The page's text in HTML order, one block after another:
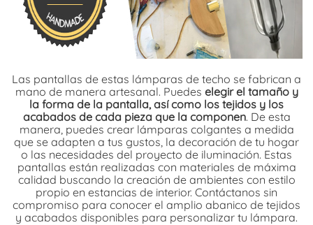
Las pantallas de estas lámparas de techo se fabrican a
mano de manera artesanal. Puedes elegir el tamaño y
la forma de la pantalla, así como los tejidos y los
acabados de cada pieza que la componen. De esta
manera, puedes crear lámparas colgantes a medida
que se adapten a tus gustos, la decoración de tu hogar
o las necesidades del proyecto de iluminación. Estas
pantallas están realizadas con materiales de máxima
calidad buscando la creación de ambientes con estilo
propio en estancias de interior. Contáctanos sin
compromiso para conocer el amplio abanico de tejidos
y acabados disponibles para personalizar tu lámpara.